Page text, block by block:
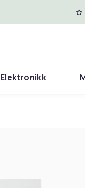
Elektronikk